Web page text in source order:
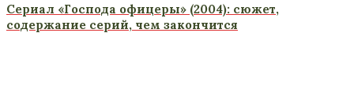
Сериал «Господа офицеры» (2004): сюжет,
содержание серий, чем закончится